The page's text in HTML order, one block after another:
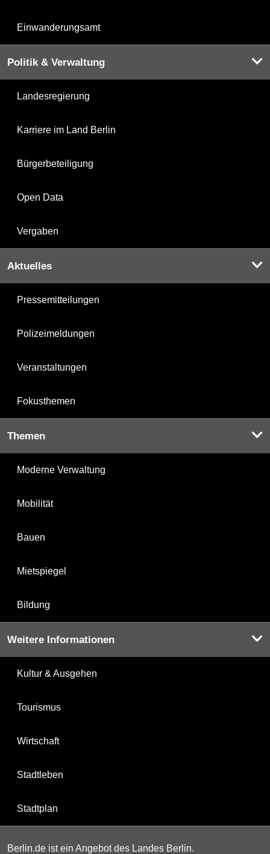
Einwanderungsamt
Politik & Verwaltung
Landesregierung
Karriere im Land Berlin
Bürgerbeteiligung
Open Data
Vergaben
Aktuelles
Pressemitteilungen
Polizeimeldungen
Veranstaltungen
Fokusthemen
Themen
Moderne Verwaltung
Mobilität
Bauen
Mietspiegel
Bildung
Weitere Informationen
Kultur & Ausgehen
Tourismus
Wirtschaft
Stadtleben
Stadtplan
Berlin.de ist ein Angebot des Landes Berlin.